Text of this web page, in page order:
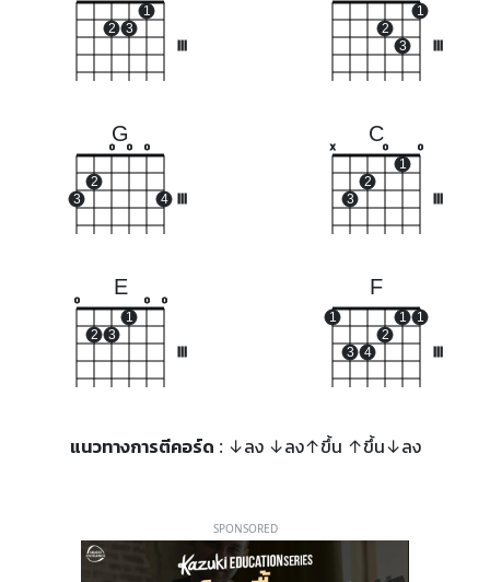
2 3
1
2
3
1
G
3
2
o o o
4
C
x
3
2
o
1
o
E
o
2 3
1
o o
F
1
3 4
2
1 1
แนวทางการตีคอร์ด : ↓ลง ↓ลง↑ขึ้น ↑ขึ้น↓ลง
SPONSORED